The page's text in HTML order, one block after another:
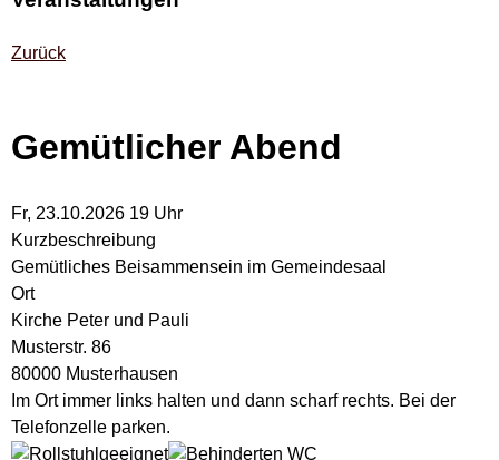
Zurück
Gemütlicher Abend
Fr, 23.10.2026 19 Uhr
Kurzbeschreibung
Gemütliches Beisammensein im Gemeindesaal
Ort
Kirche Peter und Pauli
Musterstr. 86
80000 Musterhausen
Im Ort immer links halten und dann scharf rechts. Bei der
Telefonzelle parken.